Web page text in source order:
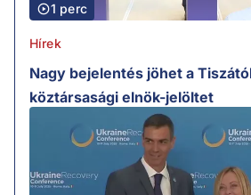
1 perc
Hírek
Nagy bejelentés jöhet a
köztársasági elnök-jelöltet